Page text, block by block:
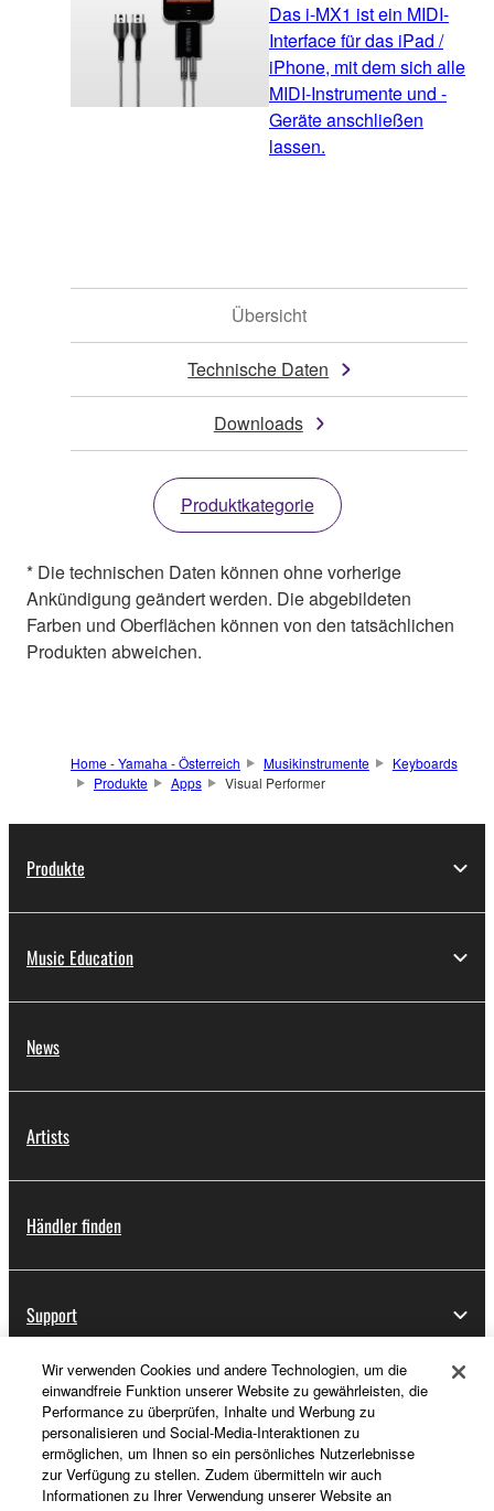
Das i-MX1 ist ein MIDI-
Interface für das iPad /
iPhone, mit dem sich alle
MIDI-Instrumente und -
Geräte anschließen
lassen.
Übersicht
Technische Daten
Downloads
Produktkategorie
* Die technischen Daten können ohne vorherige
Ankündigung geändert werden. Die abgebildeten
Farben und Oberflächen können von den tatsächlichen
Produkten abweichen.
Home - Yamaha - Österreich Musikinstrumente
Keyboards
Produkte
Apps Visual Performer
Produkte
Music Education
News
Artists
Händler finden
Support
Registrierung von „Yamaha Music ID“
Über Yamaha
Wir verwenden Cookies und andere Technologien, um die
einwandfreie Funktion unserer Website zu gewährleisten, die
Performance zu überprüfen, Inhalte und Werbung zu
personalisieren und Social-Media-Interaktionen zu
ermöglichen, um Ihnen so ein persönliches Nutzerlebnisse
zur Verfügung zu stellen. Zudem übermitteln wir auch
Informationen zu Ihrer Verwendung unserer Website an